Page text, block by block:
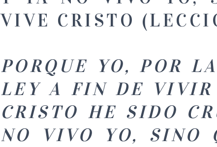
VIVE CRISTO
PORQUE YO, POR
LEY A FIN DE VIVIR
CRISTO HE SIDO
NO VIVO YO, SINO